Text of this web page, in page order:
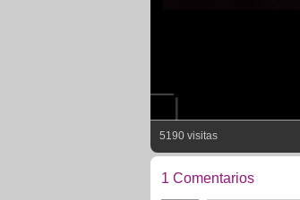
5190 visitas
1 Comentarios